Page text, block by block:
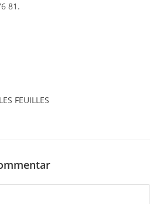
81.
FEUILLES